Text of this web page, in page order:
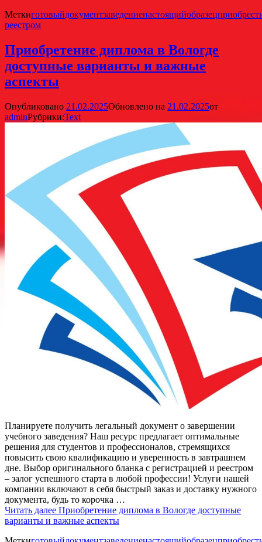
Меткиготовыйдокументзаведениенастоящийобразец
реестром
Приобретение диплома в Вологде
доступные варианты и важные
аспекты
Опубликовано 21.02.2025Обновлено на 21.02.2025от
adminРубрики:Text
Планируете получить легальный документ о завершении
учебного заведения? Наш ресурс предлагает оптимальные
решения для студентов и профессионалов, стремящихся
повысить свою квалификацию и уверенность в завтрашнем
дне. Выбор оригинального бланка с регистрацией и реестром
– залог успешного старта в любой профессии! Услуги нашей
компании включают в себя быстрый заказ и доставку нужного
документа, будь то корочка …
Читать далее Приобретение диплома в Вологде доступные
варианты и важные аспекты